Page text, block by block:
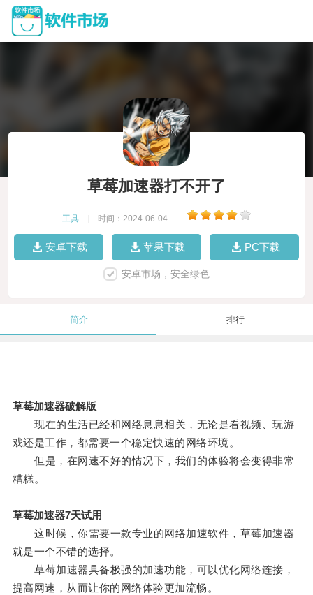
草莓加速器打不开了
工具 时间：2024-06-04
安卓下载 苹果下载 PC下载
安卓市场，安全绿色
简介 排行
草莓加速器破解版
现在的生活已经和网络息息相关，无论是看视频、玩游
戏还是工作，都需要一个稳定快速的网络环境。
但是，在网速不好的情况下，我们的体验将会变得非常
糟糕。
草莓加速器7天试用
这时候，你需要一款专业的网络加速软件，草莓加速器
就是一个不错的选择。
草莓加速器具备极强的加速功能，可以优化网络连接，
提高网速，从而让你的网络体验更加流畅。